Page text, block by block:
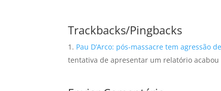
Trackbacks/Pingbacks
Pau D’Arco: pós-massacre tem agressão
tentativa de apresentar um relatório